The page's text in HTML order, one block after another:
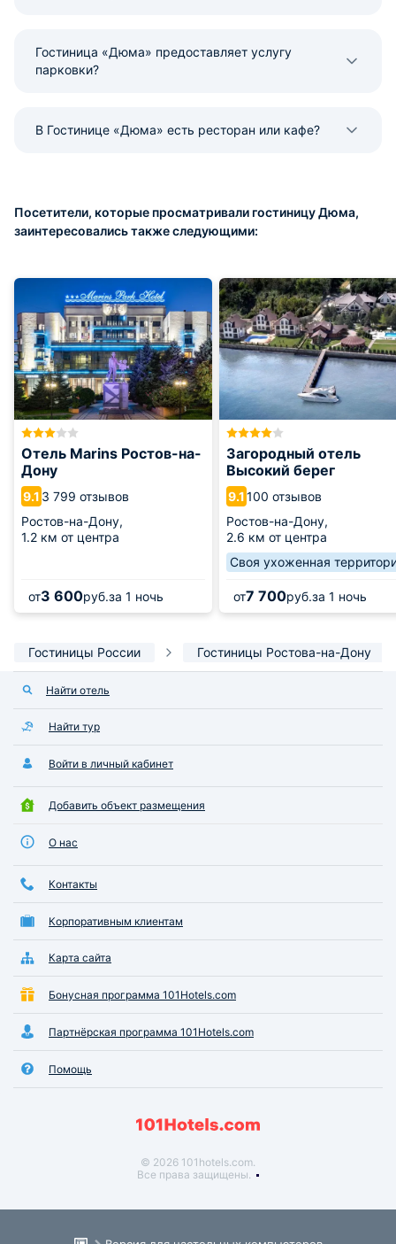
Гостиница «Дюма» предоставляет услугу
парковки?
В Гостинице «Дюма» есть ресторан или кафе?
Посетители, которые просматривали гостиницу Дюма,
заинтересовались также следующими:
Отель Marins Ростов-на-
Дону
9.1 3 799 отзывов
Ростов-на-Дону,
1.2 км от центра
от3 600руб.за 1 ночь
Загородный отель
Высокий берег
9.1100 отзывов
Ростов-на-Дону,
2.6 км от центра
Своя ухоженная
от7 700руб.за 1 ночь
Гостиницы России Гостиницы Ростова-на-Дону
Найти отель
Найти тур
Войти в личный кабинет
Добавить объект размещения
О нас
Контакты
Корпоративным клиентам
Карта сайта
Бонусная программа 101Hotels.com
Партнёрская программа 101Hotels.com
Помощь
© 2026 101hotels.com.
Все права защищены.